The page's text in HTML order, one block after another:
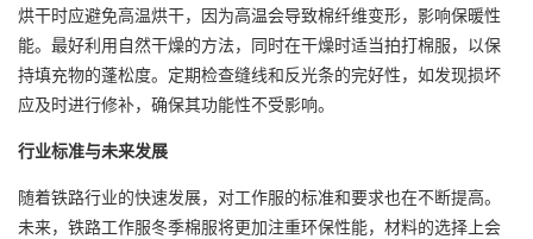
烘干时应避免高温烘干，因为高温会导致棉纤维变形，影响保暖性
能。最好利用自然干燥的方法，同时在干燥时适当拍打棉服，以保
持填充物的蓬松度。定期检查缝线和反光条的完好性，如发现损坏
应及时进行修补，确保其功能性不受影响。
行业标准与未来发展
随着铁路行业的快速发展，对工作服的标准和要求也在不断提高。
未来，铁路工作服冬季棉服将更加注重环保性能，材料的选择上会